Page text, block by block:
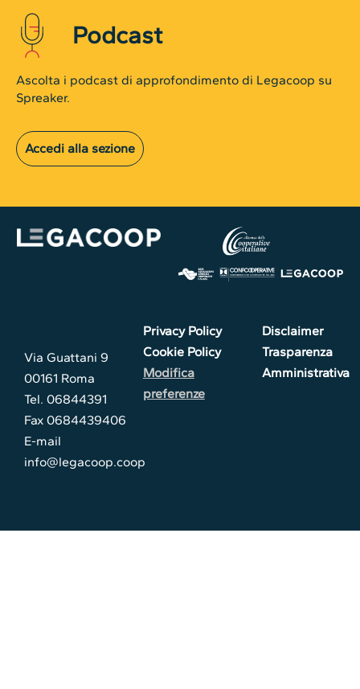
Podcast
Ascolta i podcast di approfondimento di Legacoop su
Spreaker.
Accedi alla sezione
Via Guattani 9
00161 Roma
Tel. 06844391
Fax 0684439406
E-mail
info@legacoop.coop
Privacy Policy
Cookie Policy
Modifica
preferenze
Disclaimer
Trasparenza
Amministrativa